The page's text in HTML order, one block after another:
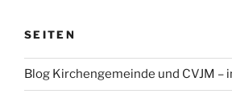
SEITEN
Blog Kirchengemeinde und CVJM –